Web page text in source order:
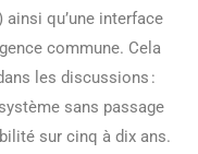
qu’une interface
commune. Cela
les discussions :
sans passage
sur cinq à dix ans.